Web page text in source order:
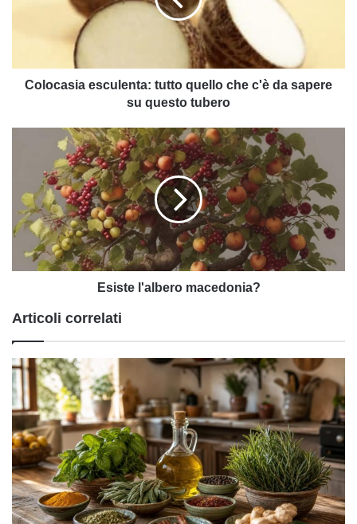
su
questo
Colocasia esculenta: tutto quello che c'è da sapere
su questo tubero
macedonia?
Esiste l'albero macedonia?
Articoli correlati